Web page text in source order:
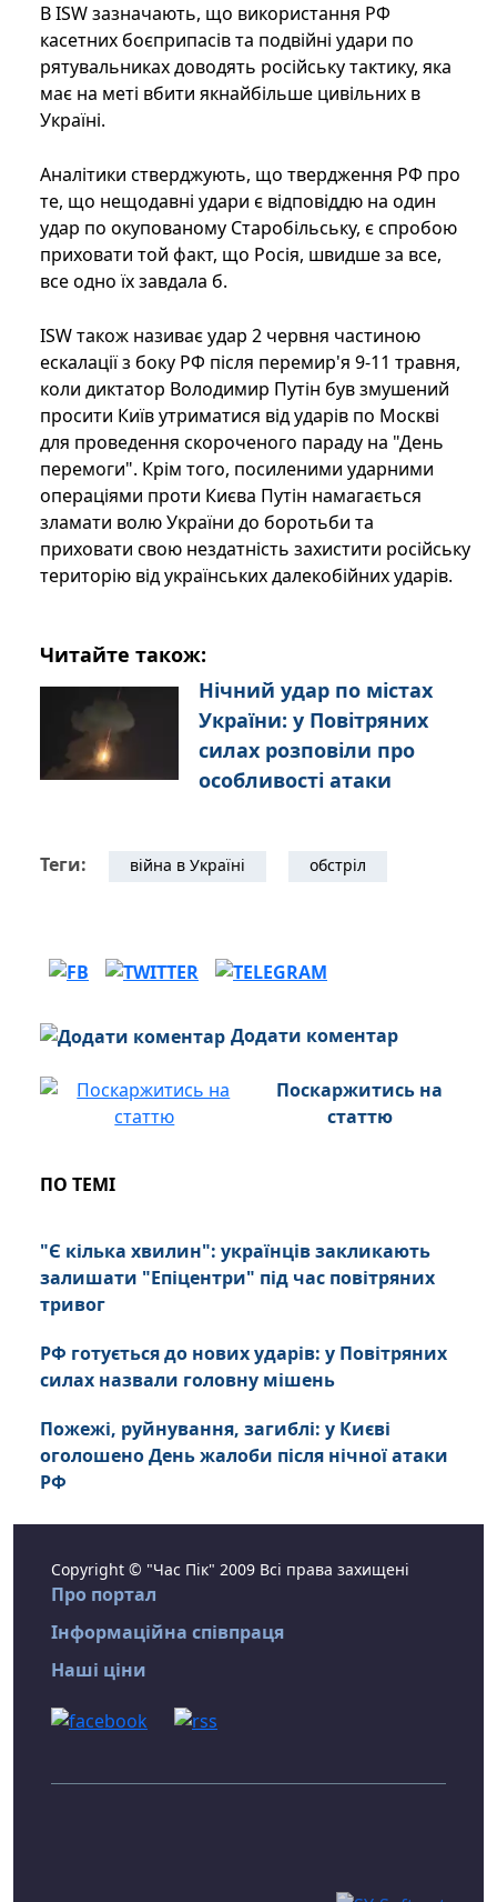
В ISW зазначають, що використання РФ
касетних боєприпасів та подвійні удари по
рятувальниках доводять російську тактику, яка
має на меті вбити якнайбільше цивільних в
Україні.
Аналітики стверджують, що твердження РФ про
те, що нещодавні удари є відповіддю на один
удар по окупованому Старобільську, є спробою
приховати той факт, що Росія, швидше за все,
все одно їх завдала б.
ISW також називає удар 2 червня частиною
ескалації з боку РФ після перемир'я 9-11 травня,
коли диктатор Володимир Путін був змушений
просити Київ утриматися від ударів по Москві
для проведення скороченого параду на "День
перемоги". Крім того, посиленими ударними
операціями проти Києва Путін намагається
зламати волю України до боротьби та
приховати свою нездатність захистити російську
територію від українських далекобійних ударів.
Читайте також:
Нічний удар по містах
України: у Повітряних
силах розповіли про
особливості атаки
Теги: війна в Україні обстріл
Додати коментар
Поскаржитись на
статтю
ПО ТЕМІ
"Є кілька хвилин": українців закликають
залишати "Епіцентри" під час повітряних
тривог
РФ готується до нових ударів: у Повітряних
силах назвали головну мішень
Пожежі, руйнування, загиблі: у Києві
оголошено День жалоби після нічної атаки
РФ
Copyright © "Час Пік" 2009 Всі права захищені
Про портал
Інформаційна співпраця
Наші ціни